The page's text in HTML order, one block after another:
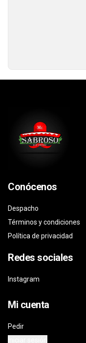
Conócenos
Despacho
Términos y condiciones
Política de privacidad
Redes sociales
Instagram
Mi cuenta
Pedir